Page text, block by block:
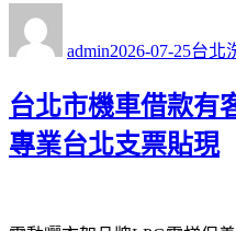
者
admin佈
期:
2026-07-25類
台北
台北市機車借款有
專業台北支票貼現